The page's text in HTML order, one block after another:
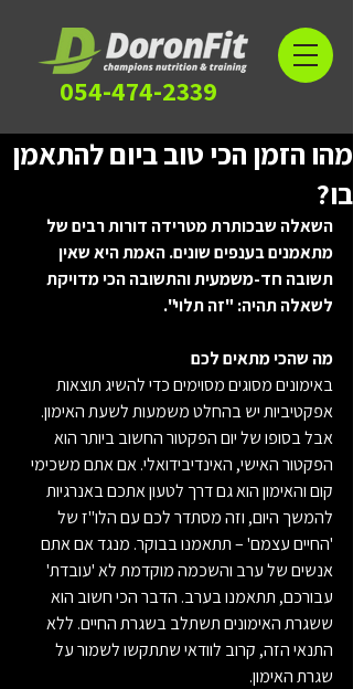
מהו הזמן הכי טוב ביום להתאמן
בו?
השאלה שבכותרת מטרידה דורות רבים של
מתאמנים בענפים שונים. האמת היא שאין
תשובה חד-משמעית והתשובה הכי מדויקת
לשאלה תהיה: "זה תלוי".
מה שהכי מתאים לכם
באימונים מסוגים מסוימים כדי להשיג תוצאות
אפקטיביות יש בהחלט משמעות לשעת האימון.
אבל בסופו של יום הפקטור החשוב ביותר הוא
הפקטור האישי, האינדיבידואלי. אם אתם משכימי
קום והאימון הוא גם דרך לטעון אתכם באנרגיות
להמשך היום, וזה מסתדר לכם עם הלו"ז של
'החיים עצמם' – תתאמנו בבוקר. מנגד אם אתם
אנשים של ערב והשכמה מוקדמת לא 'עובדת'
עבורכם, תתאמנו בערב. הדבר הכי חשוב הוא
ששגרת האימונים תשתלב בשגרת החיים. ללא
התנאי הזה, קרוב לוודאי שתתקשו לשמור על
שגרת האימון.